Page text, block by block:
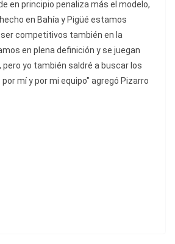
en principio penaliza más el modelo,
en Bahía y Pigüé estamos
competitivos también en la
en plena definición y se juegan
yo también saldré a buscar los
mí y por mi equipo" agregó Pizarro